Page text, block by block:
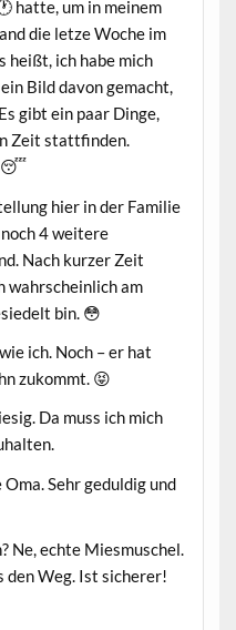
hatte, um in meinem
die letze Woche im
heißt, ich habe mich
Bild davon gemacht,
gibt ein paar Dinge,
Zeit stattfinden.
😴
hier in der Familie
4 weitere
Nach kurzer Zeit
wahrscheinlich am
bin. 😳
ich. Noch – er hat
zukommt. 😝
Da muss ich mich
Sehr geduldig und
Ne, echte Miesmuschel.
den Weg. Ist sicherer!